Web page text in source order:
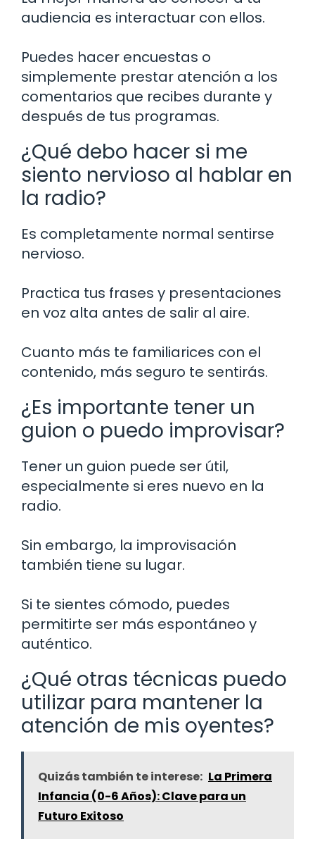
audiencia es interactuar con ellos.
Puedes hacer encuestas o
simplemente prestar atención a los
comentarios que recibes durante y
después de tus programas.
¿Qué debo hacer si me
siento nervioso al hablar en
la radio?
Es completamente normal sentirse
nervioso.
Practica tus frases y presentaciones
en voz alta antes de salir al aire.
Cuanto más te familiarices con el
contenido, más seguro te sentirás.
¿Es importante tener un
guion o puedo improvisar?
Tener un guion puede ser útil,
especialmente si eres nuevo en la
radio.
Sin embargo, la improvisación
también tiene su lugar.
Si te sientes cómodo, puedes
permitirte ser más espontáneo y
auténtico.
¿Qué otras técnicas puedo
utilizar para mantener la
atención de mis oyentes?
Quizás también te interese: La Primera
Infancia (0-6 Años): Clave para un
Futuro Exitoso